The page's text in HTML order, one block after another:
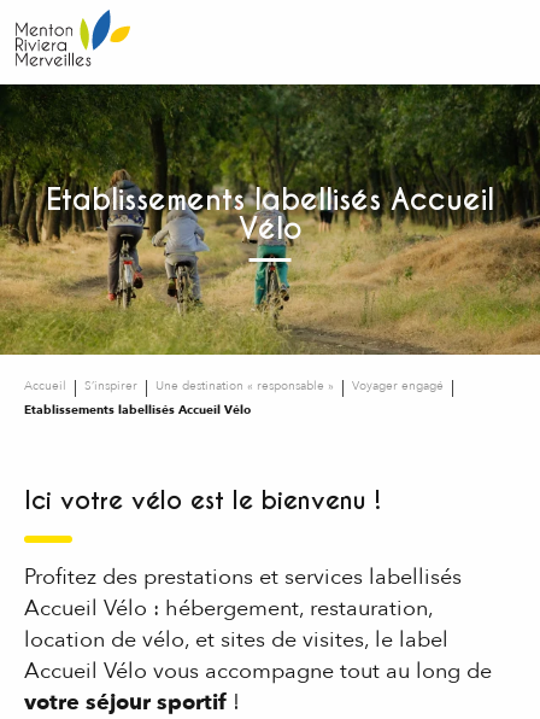
au
contenu
principal
Etablissements labellisés Accueil
Vélo
Accueil S’inspirer Une destination « responsable »
Voyager engagé
Etablissements labellisés Accueil Vélo
Ici votre vélo est le bienvenu !
Profitez des prestations et services labellisés
Accueil Vélo : hébergement, restauration,
location de vélo, et sites de visites, le label
Accueil Vélo vous accompagne tout au long de
votre séjour sportif !